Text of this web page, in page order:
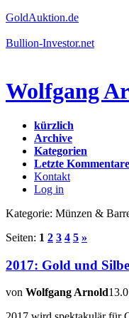
GoldAuktion.de
Bullion-Investor.net
Wolfgang
kürzlich
Archive
Kategorien
Letzte Kommentare
Kontakt
Log in
Kategorie: Münzen &
Seiten: 1 2 3 4 5 »
2017: Gold und
von Wolfgang Arnold